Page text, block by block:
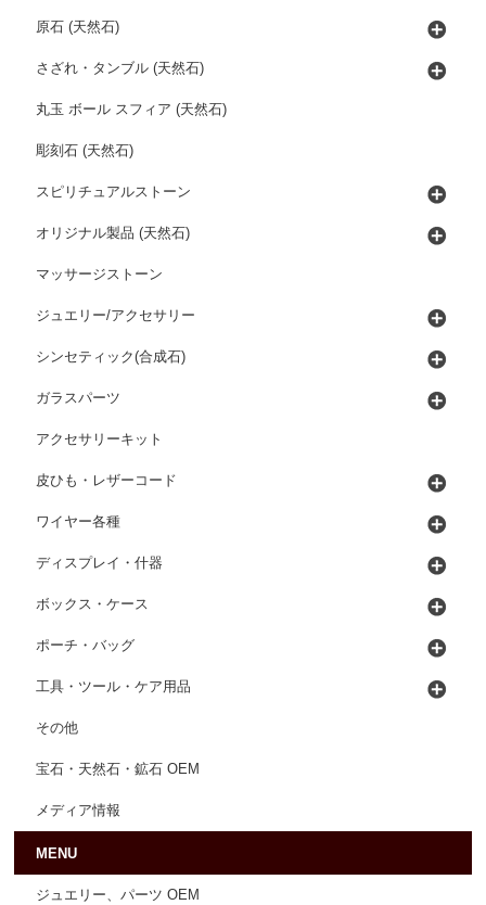
原石 (天然石)
さざれ・タンブル (天然石)
丸玉 ボール スフィア (天然石)
彫刻石 (天然石)
スピリチュアルストーン
オリジナル製品 (天然石)
マッサージストーン
ジュエリー/アクセサリー
シンセティック(合成石)
ガラスパーツ
アクセサリーキット
皮ひも・レザーコード
ワイヤー各種
ディスプレイ・什器
ボックス・ケース
ポーチ・バッグ
工具・ツール・ケア用品
その他
宝石・天然石・鉱石 OEM
メディア情報
MENU
ジュエリー、パーツ OEM